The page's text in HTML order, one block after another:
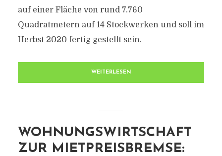
auf einer Fläche von rund 7.760
Quadratmetern auf 14 Stockwerken und soll im
Herbst 2020 fertig gestellt sein.
WEITERLESEN
WOHNUNGSWIRTSCHAFT
ZUR MIETPREISBREMSE: